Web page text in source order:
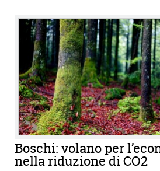
Boschi: volano per
nella riduzione di CO2